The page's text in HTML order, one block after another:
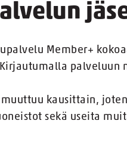
Member+
palveluun
kausittain,
sekä useita